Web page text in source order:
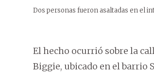
Dos personas fueron asaltadas en el
El hecho ocurrió sobre la
Biggie, ubicado en el barrio